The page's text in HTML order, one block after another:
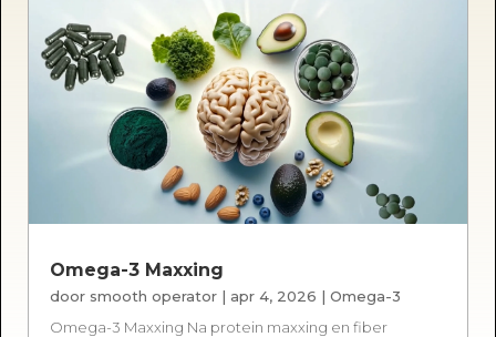
Omega-3 Maxxing
door smooth operator | apr 4, 2026 |Omega-3
Omega-3 Maxxing Na protein maxxing en fiber